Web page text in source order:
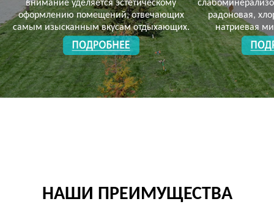
внимание уделяется эстетическому
оформлению помещений, отвечающих
самым изысканным вкусам отдыхающих.
радоновая,
натриевая
НАШИ ПРЕИМУЩЕСТВА